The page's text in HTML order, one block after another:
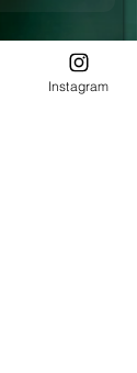
Instagram